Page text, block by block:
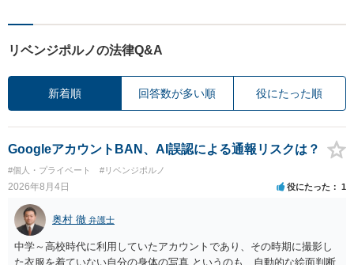
リベンジポルノの法律Q&A
新着順 回答数が多い順 役にたった順
GoogleアカウントBAN、AI誤認による通報リスクは？
#個人・プライベート #リベンジポルノ
2026年8月4日 役にたった 1
奥村 徹 弁護士
中学～高校時代に利用していたアカウントであり、その時期に撮影し
た衣服を着ていない自分の身体の写真 というのも、自動的な絵面判断